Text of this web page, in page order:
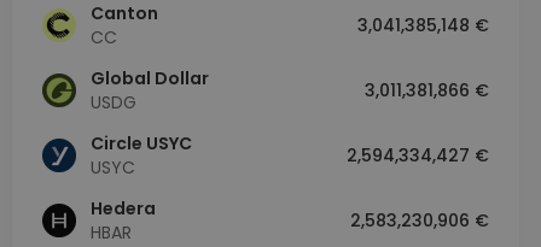
Canton
CC
3,041,385,148 €
Global Dollar
USDG
3,011,381,866 €
Circle USYC
USYC
2,594,334,427 €
Hedera
HBAR
2,583,230,906 €